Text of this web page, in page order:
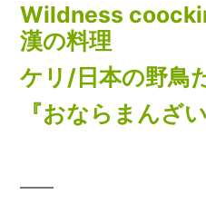
Wildness
漢の料理
ケリ/日本の野鳥
『おならまんざ